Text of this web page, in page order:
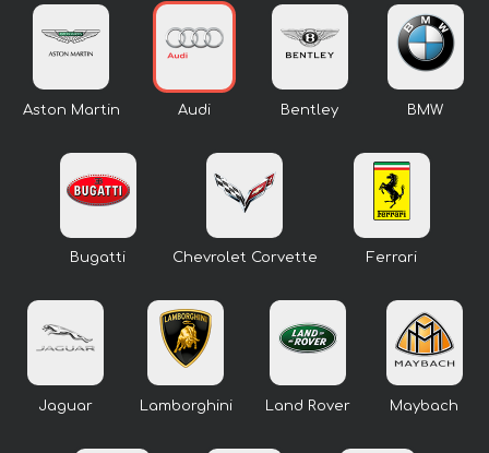
Aston Martin Audi Bentley BMW
Bugatti Chevrolet Corvette Ferrari
Jaguar Lamborghini Land Rover Maybach